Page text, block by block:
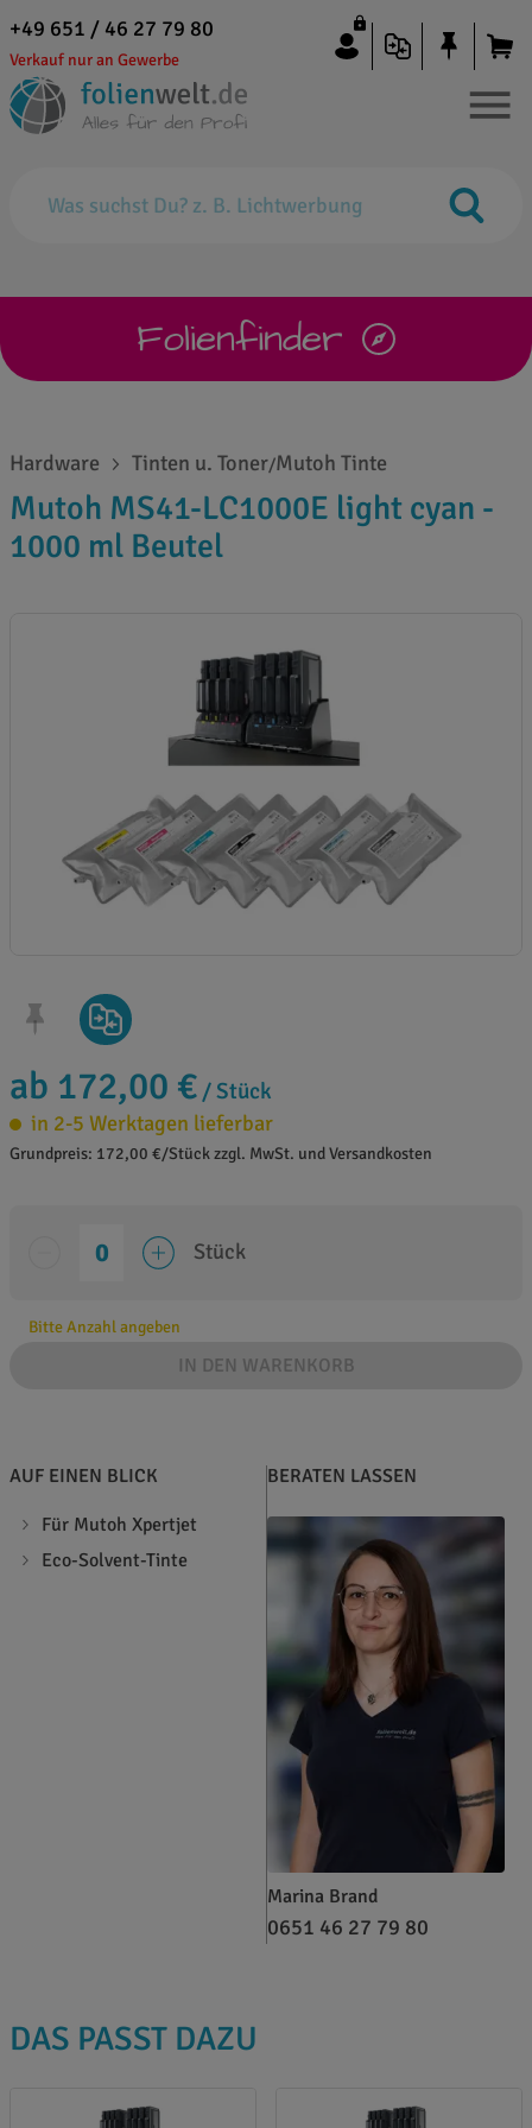
+49 651 / 46 27 79 80
Verkauf nur an Gewerbe
Folienfinder
Hardware Tinten u. Toner/Mutoh Tinte
Mutoh MS41-LC1000E light cyan -
1000 ml Beutel
ab 172,00 € / Stück
in 2-5 Werktagen lieferbar
Grundpreis: 172,00 €/Stück zzgl. MwSt. und Versandkosten
Stück
Bitte Anzahl angeben
IN DEN WARENKORB
AUF EINEN BLICK
Für Mutoh Xpertjet
Eco-Solvent-Tinte
BERATEN LASSEN
Marina Brand
0651 46 27 79 80
DAS PASST DAZU